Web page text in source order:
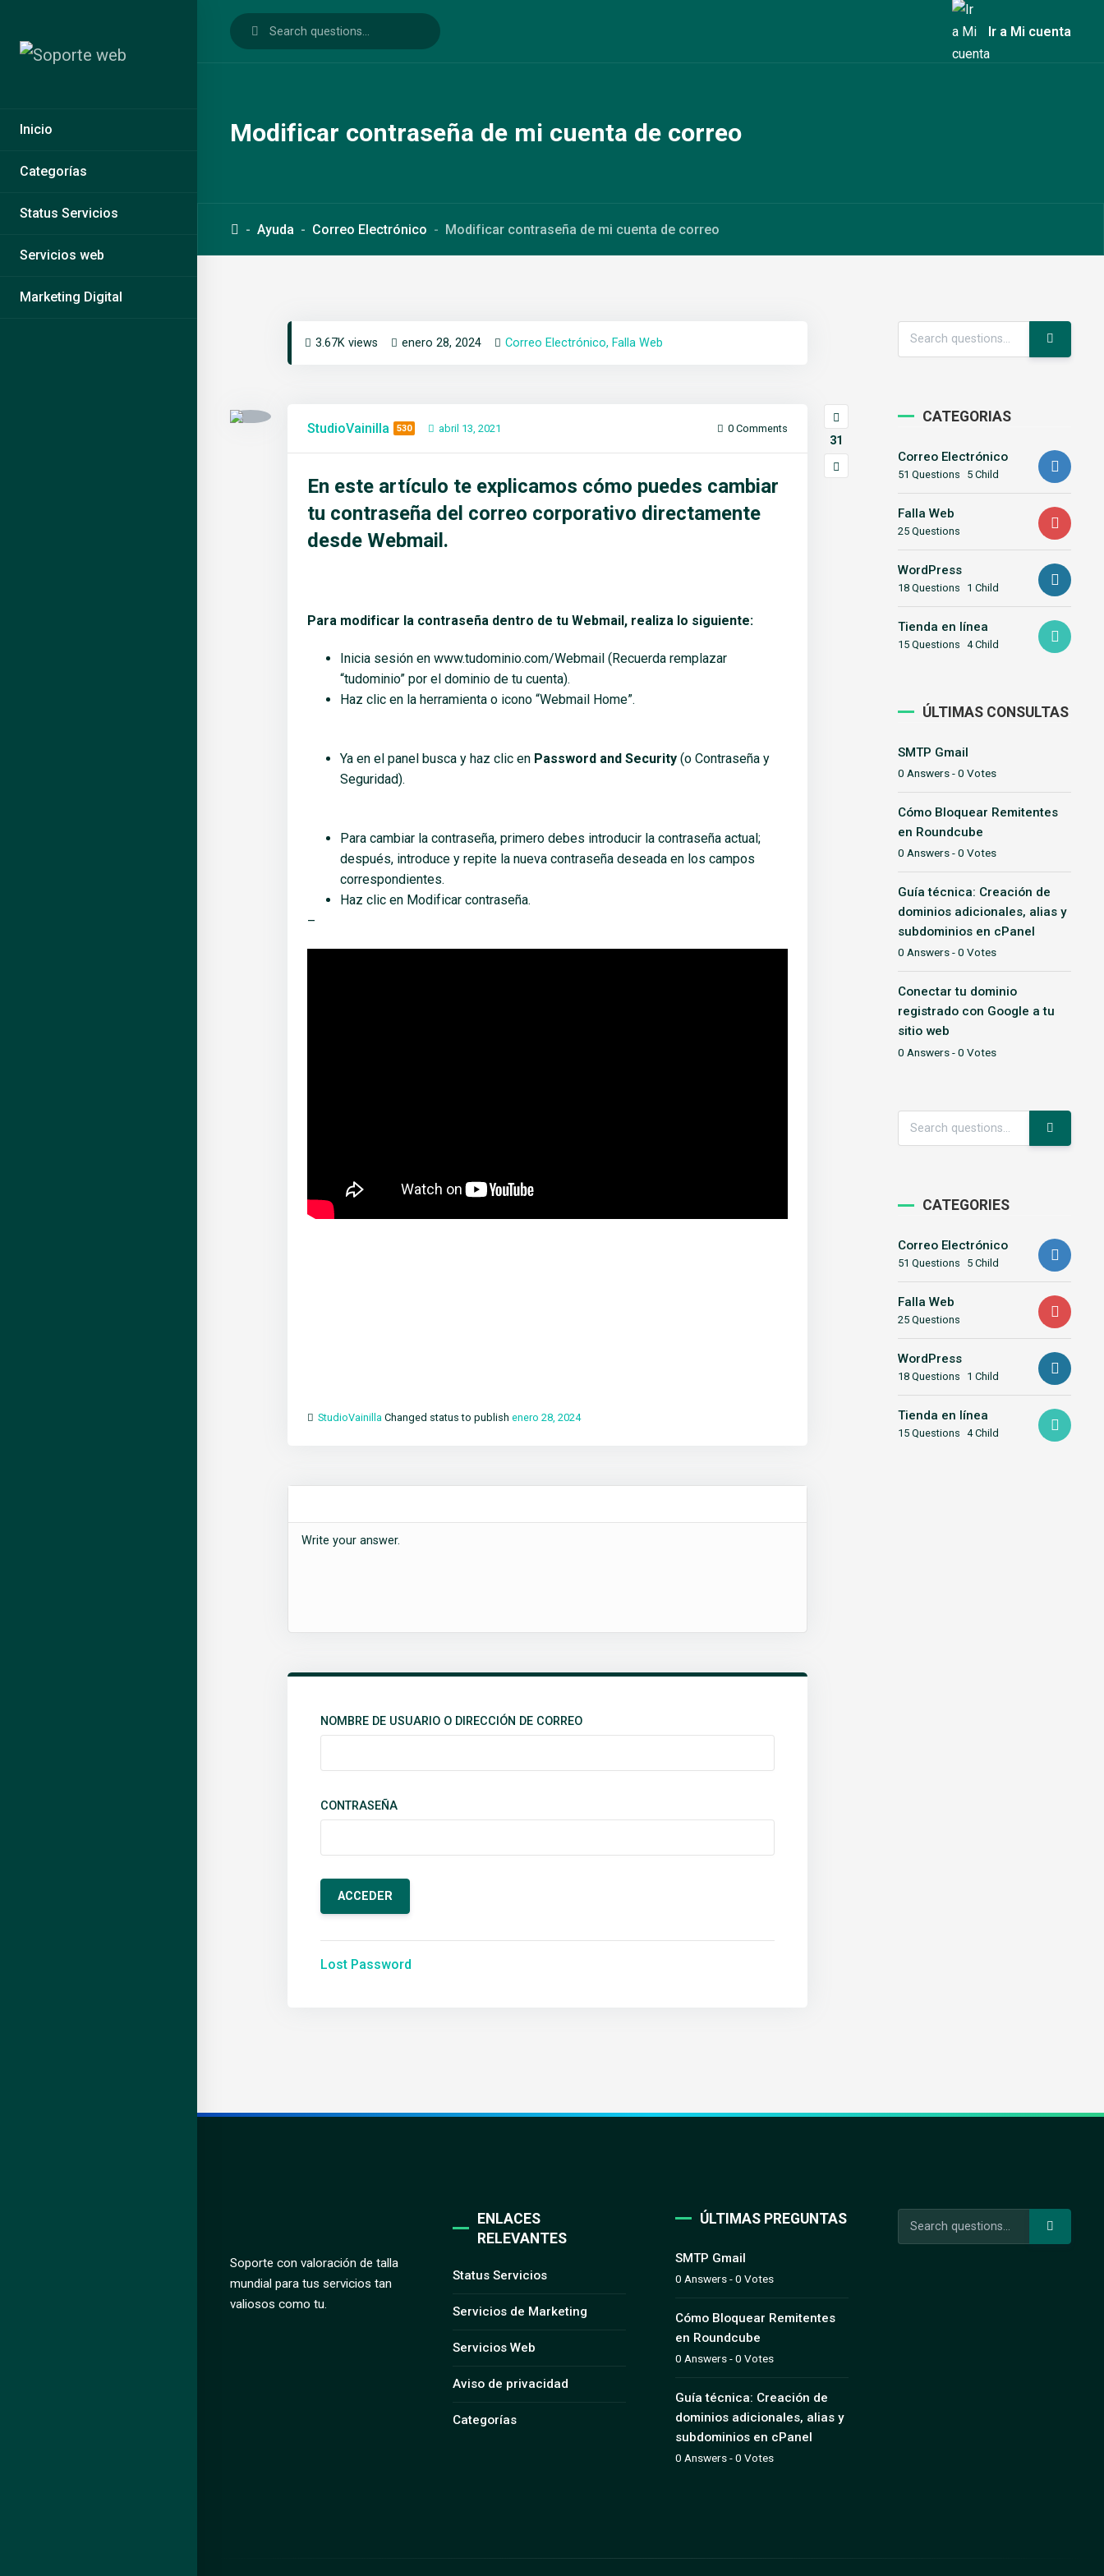
Inicio
Categorías
Status Servicios
Servicios web
Marketing Digital
Ir a Mi cuenta
Modificar contraseña de mi cuenta de correo
Ayuda Correo Electrónico Modificar contraseña de mi cuenta de correo
3.67K views enero 28, 2024 Correo Electrónico Falla Web
StudioVainilla 530 abril 13, 2021 0 Comments
En este artículo te explicamos cómo puedes cambiar
tu contraseña del correo corporativo directamente
desde Webmail.
Para modificar la contraseña dentro de tu Webmail, realiza lo siguiente:
Inicia sesión en www.tudominio.com/Webmail (Recuerda remplazar
“tudominio” por el dominio de tu cuenta).
Haz clic en la herramienta o icono “Webmail Home”.
Ya en el panel busca y haz clic en Password and Security (o Contraseña y
Seguridad).
Para cambiar la contraseña, primero debes introducir la contraseña actual;
después, introduce y repite la nueva contraseña deseada en los campos
correspondientes.
Haz clic en Modificar contraseña.
–
StudioVainilla Changed status to publish enero 28, 2024
31
Write your answer.
NOMBRE DE USUARIO O DIRECCIÓN DE CORREO
CONTRASEÑA
Lost Password
CATEGORIAS
Correo Electrónico
51 Questions 5 Child
Falla Web
25 Questions
WordPress
18 Questions 1 Child
Tienda en línea
15 Questions 4 Child
ÚLTIMAS CONSULTAS
SMTP Gmail
0 Answers - 0 Votes
Cómo Bloquear Remitentes
en Roundcube
0 Answers - 0 Votes
Guía técnica: Creación de
dominios adicionales, alias y
subdominios en cPanel
0 Answers - 0 Votes
Conectar tu dominio
registrado con Google a tu
sitio web
0 Answers - 0 Votes
CATEGORIES
Correo Electrónico
51 Questions 5 Child
Falla Web
25 Questions
WordPress
18 Questions 1 Child
Tienda en línea
15 Questions 4 Child
Soporte con valoración de talla
mundial para tus servicios tan
valiosos como tu.
ENLACES
RELEVANTES
Status Servicios
Servicios de Marketing
Servicios Web
Aviso de privacidad
Categorías
ÚLTIMAS PREGUNTAS
SMTP Gmail
0 Answers - 0 Votes
Cómo Bloquear Remitentes
en Roundcube
0 Answers - 0 Votes
Guía técnica: Creación de
dominios adicionales, alias y
subdominios en cPanel
0 Answers - 0 Votes